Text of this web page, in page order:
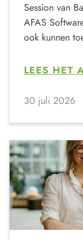
Session van
AFAS
ook kunnen
LEES HET
30 juli 2026